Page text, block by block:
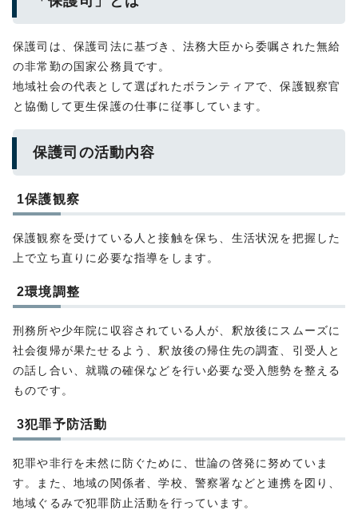
保護司は、保護司法に基づき、法務大臣から委嘱された無給
の非常勤の国家公務員です。
地域社会の代表として選ばれたボランティアで、保護観察官
と協働して更生保護の仕事に従事しています。
保護司の活動内容
1保護観察
保護観察を受けている人と接触を保ち、生活状況を把握した
上で立ち直りに必要な指導をします。
2環境調整
刑務所や少年院に収容されている人が、釈放後にスムーズに
社会復帰が果たせるよう、釈放後の帰住先の調査、引受人と
の話し合い、就職の確保などを行い必要な受入態勢を整える
ものです。
3犯罪予防活動
犯罪や非行を未然に防ぐために、世論の啓発に努めていま
す。また、地域の関係者、学校、警察署などと連携を図り、
地域ぐるみで犯罪防止活動を行っています。